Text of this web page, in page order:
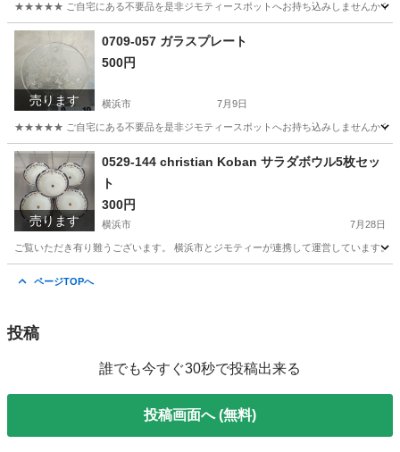
★★★★★ ご自宅にある不要品を是非ジモティースポットへお持ち込みしませんか？
神奈川 横浜市 釣り竿
売ります
0709-057 ガラスプレート
500円
横浜市 7月9日
★★★★★ ご自宅にある不要品を是非ジモティースポットへお持ち込みしませんか？
神奈川 横浜市
売ります
0529-144 christian Koban サラダボウル5枚セッ
ト
300円
横浜市 7月28日
ご覧いただき有り難うございます。 横浜市とジモティーが連携して運営していま
ページTOPへ
投稿
誰でも今すぐ30秒で投稿出来る
投稿画面へ (無料)